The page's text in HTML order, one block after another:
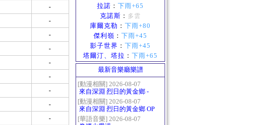
-
-
-
-
-
-
-
-
-
拉諾 ： 下雨+65
克諾斯 ： 多雲
庫爾克勒 ： 下雨+80
傑利嶺 ： 下雨+45
影子世界 ： 下雨+45
塔爾汀、塔拉 ： 下雨+65
最新音樂廳樂譜
[動漫相關] 2026-08-07
來自深淵 烈日的黃金鄉 -
Gravity
[動漫相關] 2026-08-07
來自深淵 烈日的黃金鄉 OP
- かたち(Katachi)
[華語音樂] 2026-08-07